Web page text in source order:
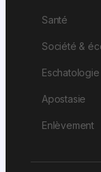
Santé
Société &
Eschatologie
Apostasie
Enlèvement